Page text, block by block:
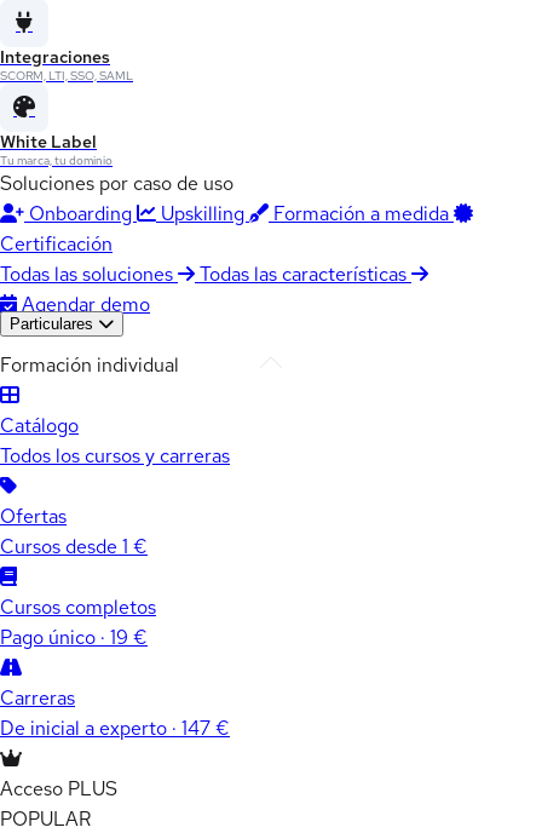
Integraciones
SCORM, LTI, SSO, SAML
White Label
Tu marca, tu dominio
Soluciones por caso de uso
Onboarding
Upskilling
Formación a medida
Certificación
Todas las soluciones
Todas las características
Agendar demo
Particulares
Formación individual
Catálogo
Todos los cursos y carreras
Ofertas
Cursos desde 1 €
Cursos completos
Pago único · 19 €
Carreras
De inicial a experto · 147 €
Acceso PLUS
POPULAR